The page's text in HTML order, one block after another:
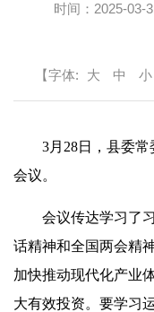
时间： 2025-03-
【字体: 大 中 小
3月28日，县委常
会议。
会议传达学习了习
话精神和全国两会精
加快推动现代化产业
大有效投资。要学习